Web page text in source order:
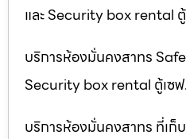
และ Security box rental
บริการห้องมั่นคงสาทร
Security box rental ตู้เซ
บริการห้องมั่นคงสาทร ที่เก็